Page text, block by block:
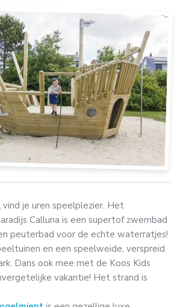
vind je uren speelplezier. Het
Calluna is een supertof zwembad
peuterbad voor de echte waterratjes!
en een speelweide, verspreid
Dans ook mee met de Koos Kids
vakantie! Het strand is